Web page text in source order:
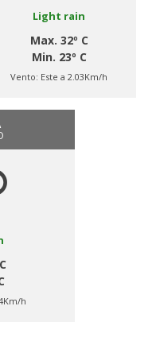
Light rain
Max. 32º C
Min. 23º C
Vento: Este a 2.03Km/h
h